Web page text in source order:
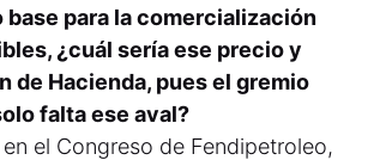
base para la comercialización
¿cuál sería ese precio y
de Hacienda, pues el gremio
falta ese aval?
el Congreso de Fendipetroleo,